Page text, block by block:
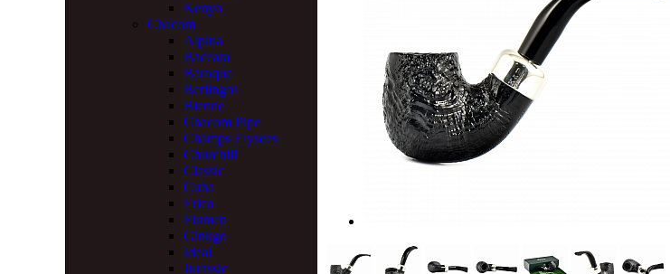
Kenyo
Chacom
Alpina
Baccara
Baroque
Berlingot
Bienne
Chacom Pipe
Champs Elysees
Churchill
Classic
Cuba
Erica
Flumen
Ginkgo
Ideal
Jurassic